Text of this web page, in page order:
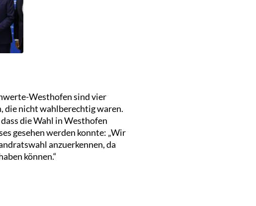
Westhofen sind vier
die nicht wahlberechtig waren.
die Wahl in Westhofen
gesehen werden konnte: „Wir
anzuerkennen, da
können.“